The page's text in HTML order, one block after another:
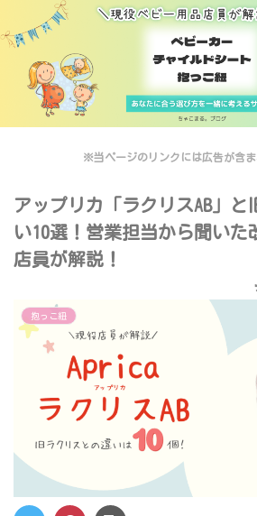
※当ページのリンクには広告が含ま
アップリカ「ラクリスAB」と
い10選！営業担当から聞いた
店員が解説！
抱っこ紐